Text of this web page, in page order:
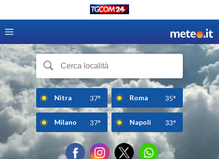
Nitra 37° Roma 35°
Milano 37° Napoli 33°